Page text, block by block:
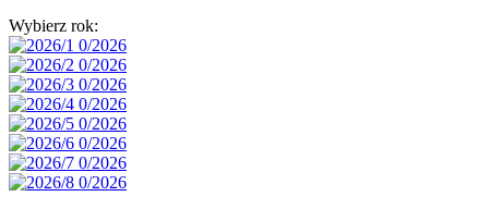
Wybierz rok: